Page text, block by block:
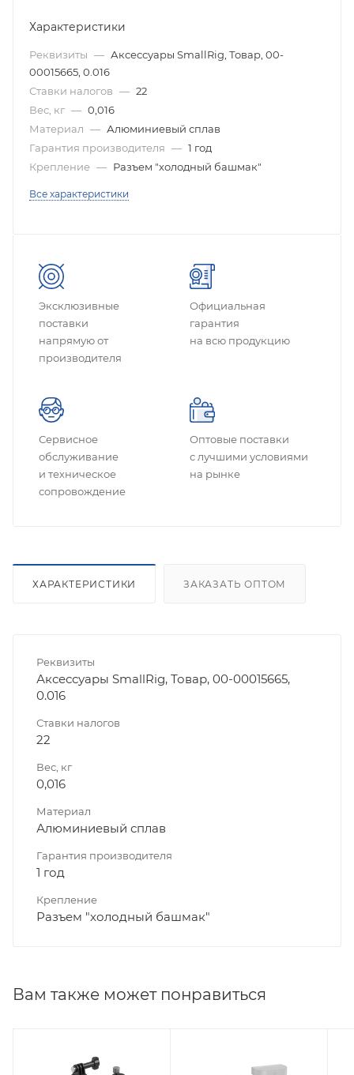
Характеристики
Реквизиты — Аксессуары SmallRig, Товар, 00-
00015665, 0.016
Ставки налогов — 22
Вес, кг — 0,016
Материал — Алюминиевый сплав
Гарантия производителя — 1 год
Крепление — Разъем "холодный башмак"
Все характеристики
Эксклюзивные
поставки
напрямую от
производителя
Официальная
гарантия
на всю продукцию
Сервисное
обслуживание
и техническое
сопровождение
Оптовые поставки
с лучшими условиями
на рынке
ХАРАКТЕРИСТИКИ ЗАКАЗАТЬ ОПТОМ
Реквизиты
Аксессуары SmallRig, Товар, 00-00015665,
0.016
Ставки налогов
22
Вес, кг
0,016
Материал
Алюминиевый сплав
Гарантия производителя
1 год
Крепление
Разъем "холодный башмак"
Вам также может понравиться